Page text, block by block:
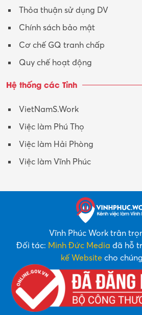
Y tế-Dược
Thỏa thuận sử dụng DV
Chính sách bảo mật
Cơ chế GQ tranh chấp
Quy chế hoạt động
Hệ thống các Tỉnh
VietNamS.Work
Việc làm Phú Thọ
Việc làm Hải Phòng
Việc làm Vĩnh Phúc
Vĩnh Phúc Work trân
Đối tác: Minh Đức Media đã hỗ
kế Website cho